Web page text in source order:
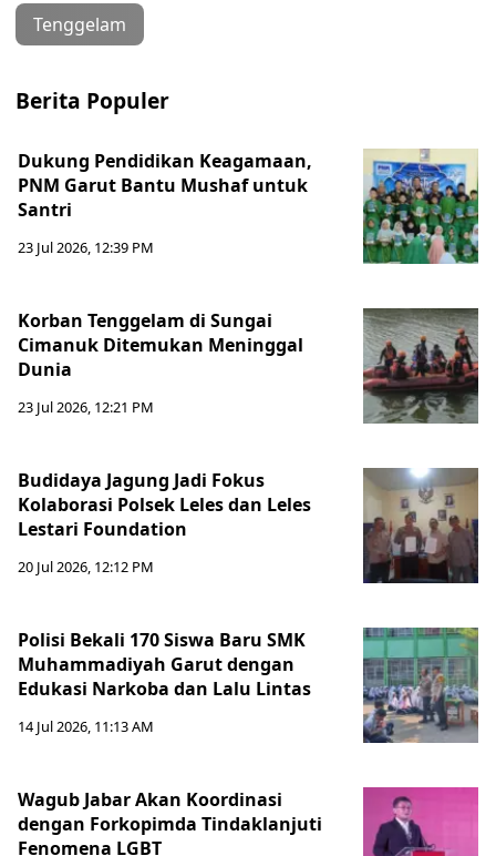
Tenggelam
Berita Populer
Dukung Pendidikan Keagamaan,
PNM Garut Bantu Mushaf untuk
Santri
23 Jul 2026, 12:39 PM
Korban Tenggelam di Sungai
Cimanuk Ditemukan Meninggal
Dunia
23 Jul 2026, 12:21 PM
Budidaya Jagung Jadi Fokus
Kolaborasi Polsek Leles dan Leles
Lestari Foundation
20 Jul 2026, 12:12 PM
Polisi Bekali 170 Siswa Baru SMK
Muhammadiyah Garut dengan
Edukasi Narkoba dan Lalu Lintas
14 Jul 2026, 11:13 AM
Wagub Jabar Akan Koordinasi
dengan Forkopimda Tindaklanjuti
Fenomena LGBT